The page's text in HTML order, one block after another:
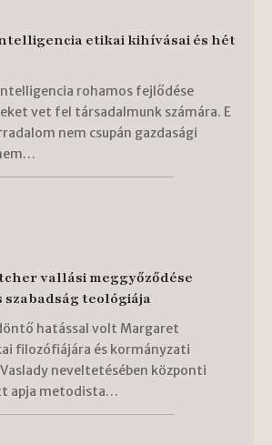
etikai kihívásai és hét
rohamos fejlődése
vet fel társadalmunk számára. E
nem csupán gazdasági
vallási meggyőződése
szabadság teológiája
hatással volt Margaret
filozófiájára és kormányzati
neveltetésében központi
apja metodista…